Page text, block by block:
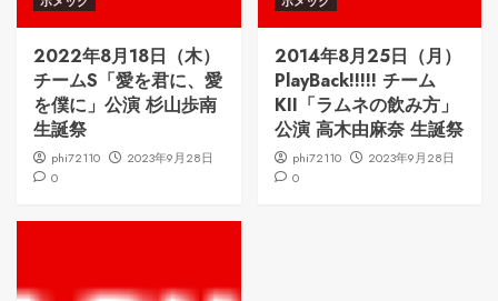
2022年8月18日（木）
チームS「愛を君に、愛
を僕に」公演 杉山歩南
生誕祭
phi72110
2023年9月28日
0
2014年8月25日（月）
PlayBack!!!!! チーム
KII「ラムネの飲み方」
公演 高木由麻奈 生誕祭
phi72110
2023年9月28日
0